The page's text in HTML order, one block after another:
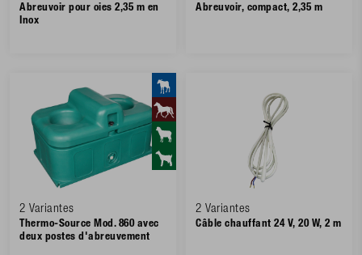
Abreuvoir pour oies 2,35 m en
Inox
Abreuvoir, compact, 2,35 m
2 Variantes
Thermo-Source Mod. 860 avec
deux postes d'abreuvement
2 Variantes
Câble chauffant 24 V, 20 W, 2 m